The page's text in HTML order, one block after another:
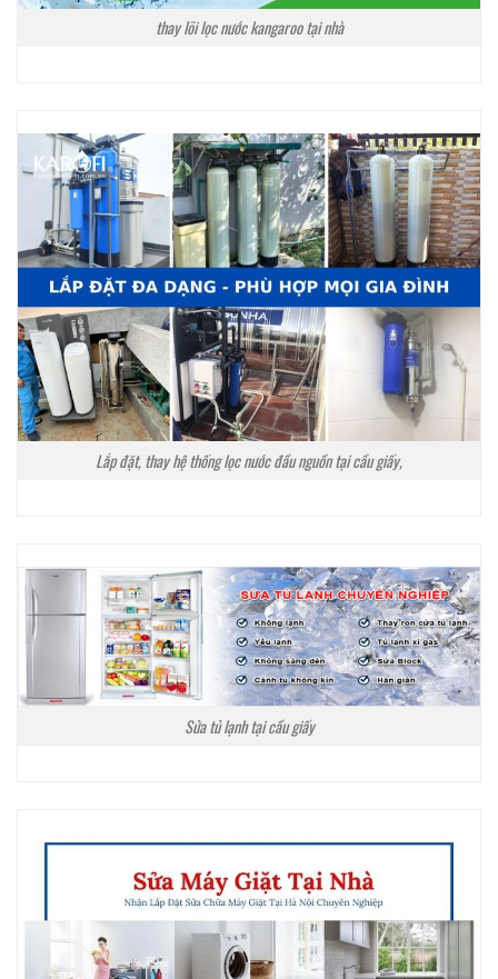
thay lõi lọc nước kangaroo tại nhà
Lắp đặt, thay hệ thống lọc nước đầu nguồn tại cầu giấy,
Sửa tủ lạnh tại cầu giấy